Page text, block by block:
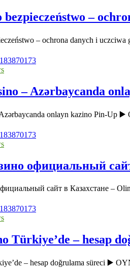
bezpieczeństwo –
– ochrona danych i
– Azərbaycanda
onlayn kazino Pin-Up
официальный
сайт в Казахстане –
Türkiye’de – hesap
– hesap doğrulama süreci ▶️